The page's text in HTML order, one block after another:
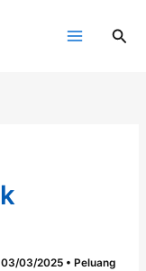
Cari
03/03/2025 • Peluang